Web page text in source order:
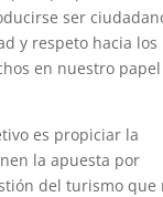
ser
y respeto hacia los
en nuestro
es propiciar la
la apuesta por
del turismo que